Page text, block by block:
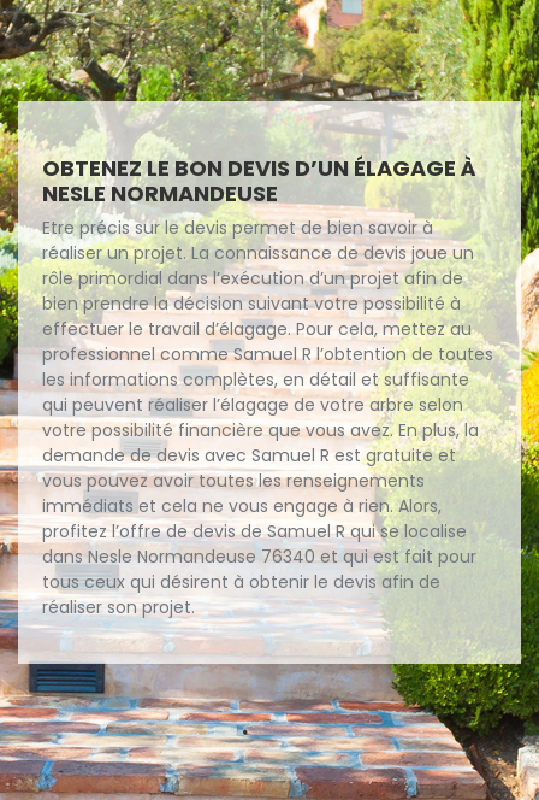
OBTENEZ LE BON DEVIS D’UN ÉLAGAGE À
NESLE NORMANDEUSE
Etre précis sur le devis permet de bien savoir à
réaliser un projet. La connaissance de devis joue un
rôle primordial dans l’exécution d’un projet afin de
bien prendre la décision suivant votre possibilité à
effectuer le travail d’élagage. Pour cela, mettez au
professionnel comme Samuel R l’obtention de toutes
les informations complètes, en détail et suffisante
qui peuvent réaliser l’élagage de votre arbre selon
votre possibilité financière que vous avez. En plus, la
demande de devis avec Samuel R est gratuite et
vous pouvez avoir toutes les renseignements
immédiats et cela ne vous engage à rien. Alors,
profitez l’offre de devis de Samuel R qui se localise
dans Nesle Normandeuse 76340 et qui est fait pour
tous ceux qui désirent à obtenir le devis afin de
réaliser son projet.